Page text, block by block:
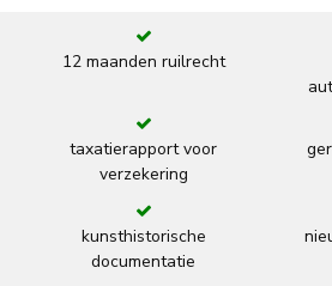
12 maanden ruilrecht
taxatierapport voor
verzekering
kunsthistorische
documentatie